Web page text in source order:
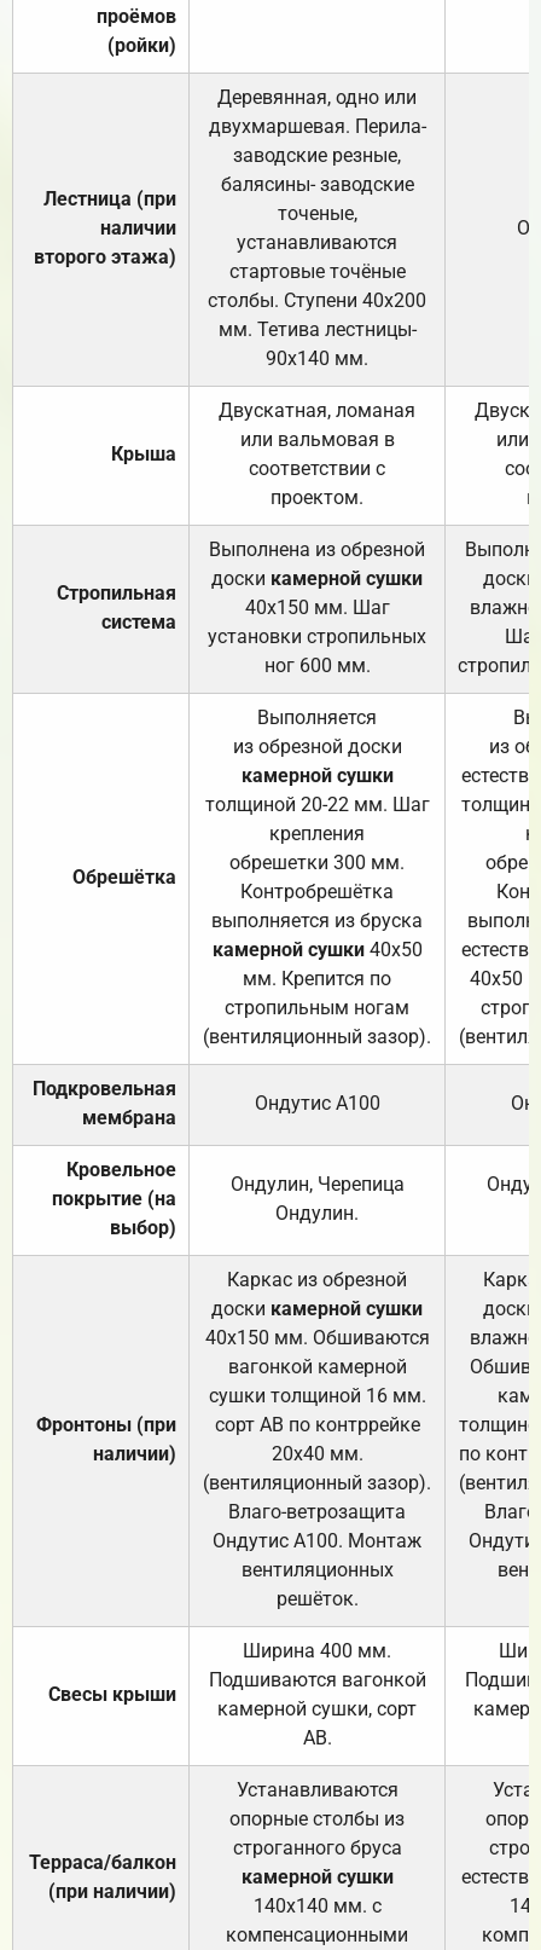
проёмов
(ройки)
Лестница (при
наличии
второго этажа)
Деревянная, одно или
двухмаршевая. Перила-
заводские резные,
балясины- заводские
точеные,
устанавливаются
стартовые точёные
столбы. Ступени 40х200
мм. Тетива лестницы-
90х140 мм.
Крыша
Двускатная, ломаная
или вальмовая в
соответствии с
проектом.
или
Стропильная
система
Выполнена из обрезной
доски камерной сушки
40х150 мм. Шаг
установки стропильных
ног 600 мм.
доски
Обрешётка
Выполняется
из обрезной доски
камерной сушки
толщиной 20-22 мм. Шаг
крепления
обрешетки 300 мм.
Контробрешётка
выполняется из бруска
камерной сушки40х50
мм. Крепится по
стропильным ногам
(вентиляционный зазор).
из
40х50
Подкровельная
мембрана
Ондутис А100
Кровельное
покрытие (на
выбор)
Ондулин, Черепица
Ондулин.
Фронтоны (при
наличии)
Каркас из обрезной
доски камерной сушки
40х150 мм. Обшиваются
вагонкой камерной
сушки толщиной 16 мм.
сорт АВ по контррейке
20х40 мм.
(вентиляционный зазор).
Влаго-ветрозащита
Ондутис А100. Монтаж
вентиляционных
решёток.
доски
по
Свесы крыши
Ширина 400 мм.
Подшиваются вагонкой
камерной сушки, сорт
АВ.
Терраса/балкон
(при наличии)
Устанавливаются
опорные столбы из
строганного бруса
камерной сушки
140х140 мм. с
компенсационными